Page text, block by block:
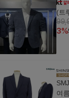
(트
3%
여름